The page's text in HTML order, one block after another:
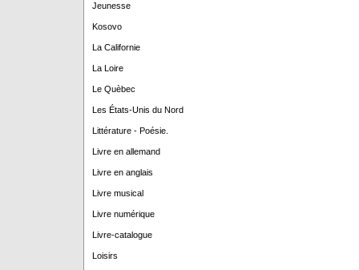
Jeunesse
Kosovo
La Californie
La Loire
Le Quèbec
Les États-Unis du Nord
Littérature - Poésie.
Livre en allemand
Livre en anglais
Livre musical
Livre numérique
Livre-catalogue
Loisirs